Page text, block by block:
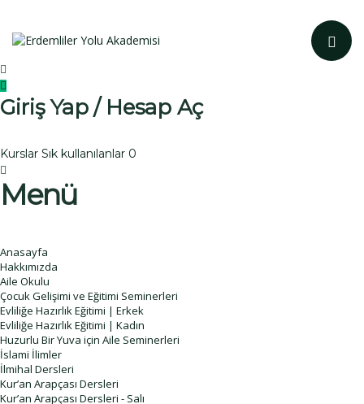
Toggle
Giriş Yap / Hesap Aç
Kurslar Sık kullanılanlar 0
Menü
Anasayfa
Hakkımızda
Aile Okulu
Çocuk Gelişimi ve Eğitimi Seminerleri
Evliliğe Hazırlık Eğitimi | Erkek
Evliliğe Hazırlık Eğitimi | Kadın
Huzurlu Bir Yuva için Aile Seminerleri
İslami İlimler
İlmihal Dersleri
Kur’an Arapçası Dersleri
Kur’an Arapçası Dersleri - Salı